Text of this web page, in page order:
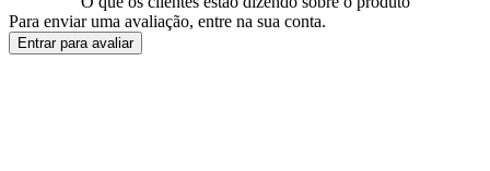
Para enviar uma avaliação, entre na sua conta.
Entrar para avaliar